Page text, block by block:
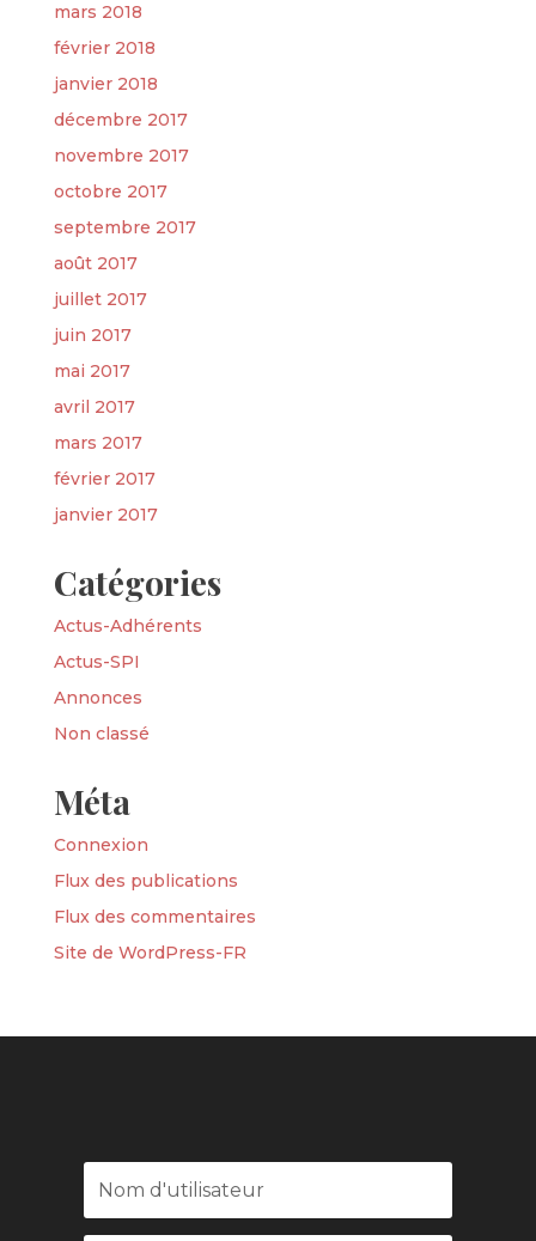
mars 2018
février 2018
janvier 2018
décembre 2017
novembre 2017
octobre 2017
septembre 2017
août 2017
juillet 2017
juin 2017
mai 2017
avril 2017
mars 2017
février 2017
janvier 2017
Catégories
Actus-Adhérents
Actus-SPI
Annonces
Non classé
Méta
Connexion
Flux des publications
Flux des commentaires
Site de WordPress-FR